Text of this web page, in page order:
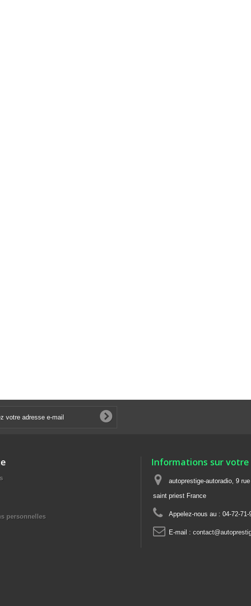
personnelles
Informations sur
autoprestige-autoradio, 9
saint priest France
Appelez-nous au : 04-72-71-
E-mail :